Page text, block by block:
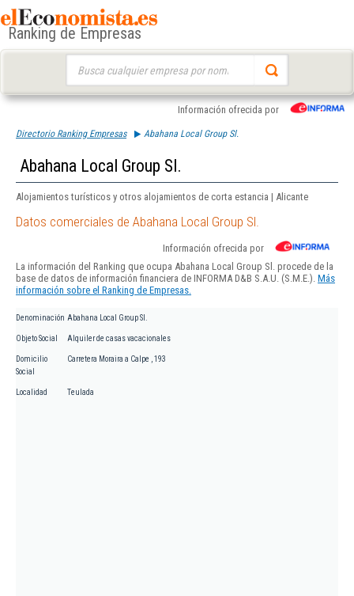
Ranking de Empresas
Información ofrecida por
Directorio Ranking Empresas Abahana Local Group Sl.
Abahana Local Group Sl.
Alojamientos turísticos y otros alojamientos de corta estancia | Alicante
Datos comerciales de Abahana Local Group Sl.
Información ofrecida por
La información del Ranking que ocupa Abahana Local Group Sl. procede de la
base de datos de información financiera de INFORMA D&B S.A.U. (S.M.E.). Más
información sobre el Ranking de Empresas.
Denominación Abahana Local Group Sl.
Objeto Social Alquiler de casas vacacionales
Domicilio
Social
Carretera Moraira a Calpe , 193
Localidad Teulada